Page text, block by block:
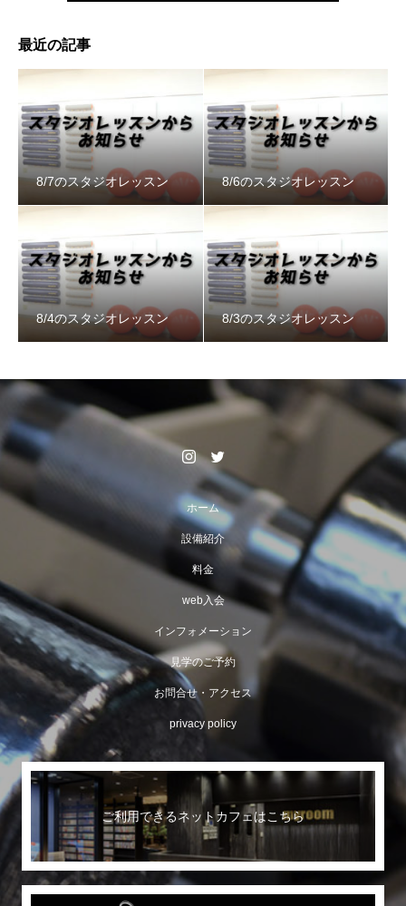
最近の記事
8/7のスタジオレッスン 8/6のスタジオレッスン
8/4のスタジオレッスン 8/3のスタジオレッスン
ホーム
設備紹介
料金
web入会
インフォメーション
見学のご予約
お問合せ・アクセス
privacy policy
ご利用できるネットカフェはこちら